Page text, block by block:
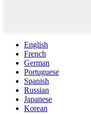
English
French
German
Portuguese
Spanish
Russian
Japanese
Korean